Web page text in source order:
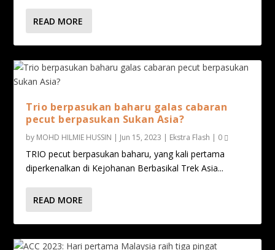
ACC 2023: Hari pertama Malaysia raih tiga
pingat
READ MORE
Trio berpasukan baharu galas cabaran
pecut berpasukan Sukan Asia?
by MOHD HILMIE HUSSIN | Jun 15, 2023 | Ekstra Flash | 0
TRIO pecut berpasukan baharu, yang kali pertama
diperkenalkan di Kejohanan Berbasikal Trek Asia...
READ MORE